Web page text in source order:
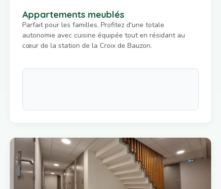
Appartements meublés
Parfait pour les familles. Profitez d'une totale
autonomie avec cuisine équipée tout en résidant au
cœur de la station de la Croix de Bauzon.